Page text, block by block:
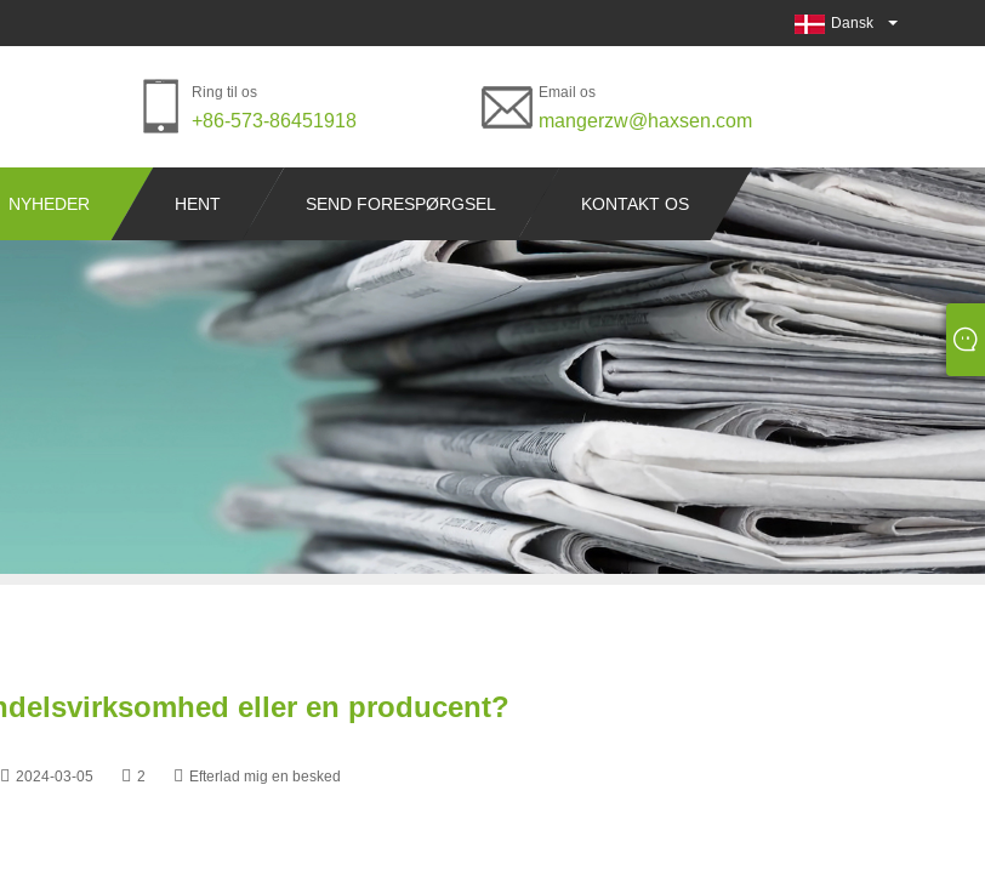
Dansk
Ring til os
+86-573-86451918
Email os
mangerzw@haxsen.com
NYHEDER HENT SEND FORESPØRGSEL KONTAKT OS
eller en producent?
2024-03-05 2 Efterlad mig en besked